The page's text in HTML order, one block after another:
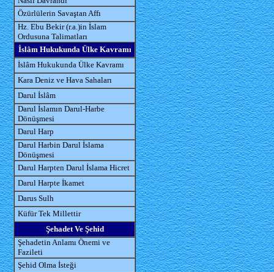
Özürlülerin Savaştan Affı
Hz. Ebu Bekir (r.a.)in İslam
Ordusuna Talimatları
İslâm Hukukunda Ülke Kavramı
İslâm Hukukunda Ülke Kavramı
Kara Deniz ve Hava Sahaları
Darul İslâm
Darul İslamın Darul-Harbe
Dönüşmesi
Darul Harp
Darul Harbin Darul İslama
Dönüşmesi
Darul Harpten Darul İslama Hicret
Darul Harpte İkamet
Darus Sulh
Küfür Tek Millettir
Şehadet Ve Şehid
Şehadetin Anlamı Önemi ve
Fazileti
Şehid Olma İsteği